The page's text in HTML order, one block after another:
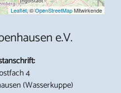
Leaflet, ©OpenStreetMapMitwirkende
e.V.
4
(Wasserkuppe)